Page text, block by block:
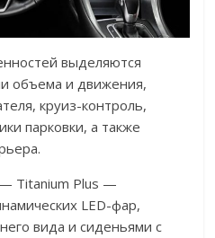
выделяются
объема и движения,
круиз-контроль,
парковки, а также
Titanium Plus —
LED-фар,
вида и сиденьями с